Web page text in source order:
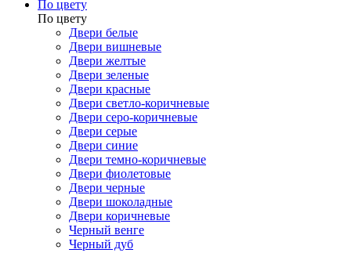
По цвету
По цвету
Двери белые
Двери вишневые
Двери желтые
Двери зеленые
Двери красные
Двери светло-коричневые
Двери серо-коричневые
Двери серые
Двери синие
Двери темно-коричневые
Двери фиолетовые
Двери черные
Двери шоколадные
Двери коричневые
Черный венге
Черный дуб